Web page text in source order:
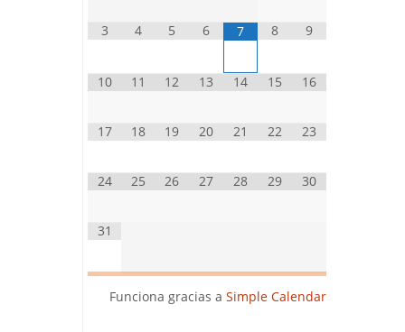
3 4 5 6 7 8 9
10 11 12 13 14 15 16
17 18 19 20 21 22 23
24 25 26 27 28 29 30
31
Funciona gracias a Simple Calendar